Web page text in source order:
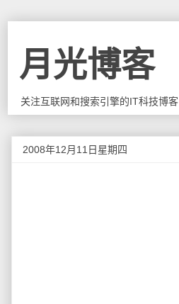
月光博客
关注互联网和搜索引擎的IT科技博客
2008年12月11日星期四